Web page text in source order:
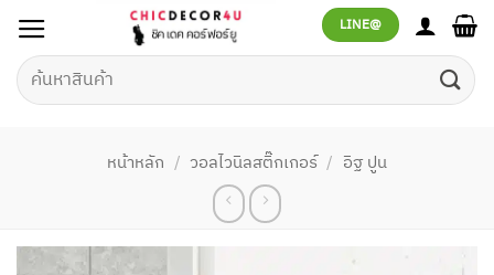
เนื้อหา
LINE@
ค้นหา:
หน้าหลัก / วอลไวนิลสติ๊กเกอร์ / อิฐ ปูน